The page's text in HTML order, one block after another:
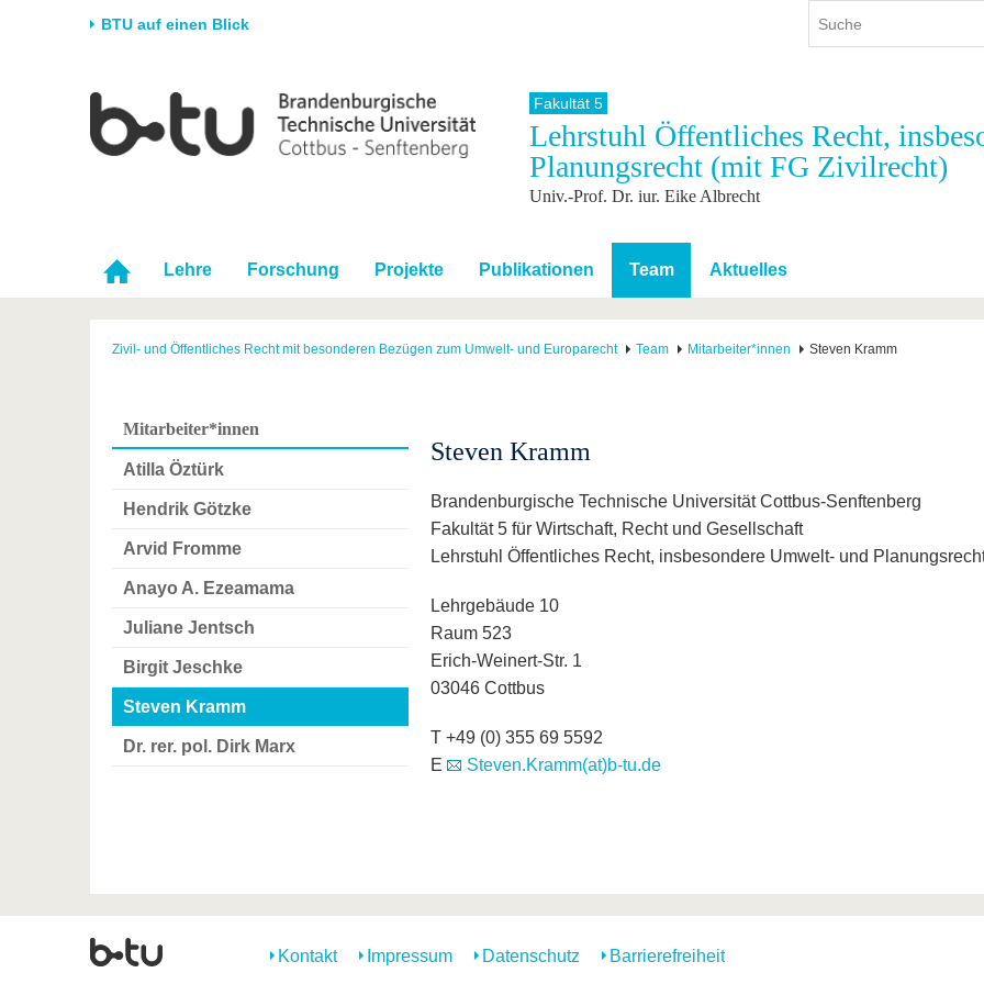
BTU auf einen Blick
Universität
Partnerschaften &
Strukturwandel
Forschung
Wissenschaftlicher
Studium
Studienangebot
Vor dem Studium
Nach dem Studium
International
Internationales Profil
Aus dem Ausland an die BTU
Für internationale
Kontakt
Weiterbildung
Weiterbildungsangebote
Fakultät 5
Lehrstuhl Öffentliches Recht,
Planungsrecht (mit FG Zivilrecht)
Univ.-Prof. Dr. iur. Eike Albrecht
Lehre Forschung Projekte Publikationen Team Aktuelles
Zivil- und Öffentliches Recht mit besonderen Bezügen zum Umwelt- und Europarecht Team Mitarbeiter*innen Steven Kramm
Mitarbeiter*innen
Atilla Öztürk
Hendrik Götzke
Arvid Fromme
Anayo A. Ezeamama
Juliane Jentsch
Birgit Jeschke
Steven Kramm
Dr. rer. pol. Dirk Marx
Steven Kramm
Brandenburgische Technische Universität Cottbus-Senftenberg
Fakultät 5 für Wirtschaft, Recht und Gesellschaft
Lehrstuhl Öffentliches Recht, insbesondere Umwelt- und
Lehrgebäude 10
Raum 523
Erich-Weinert-Str. 1
03046 Cottbus
T +49 (0) 355 69 5592
E
Steven.Kramm(at)b-tu.de
Kontakt Impressum Datenschutz Barrierefreiheit